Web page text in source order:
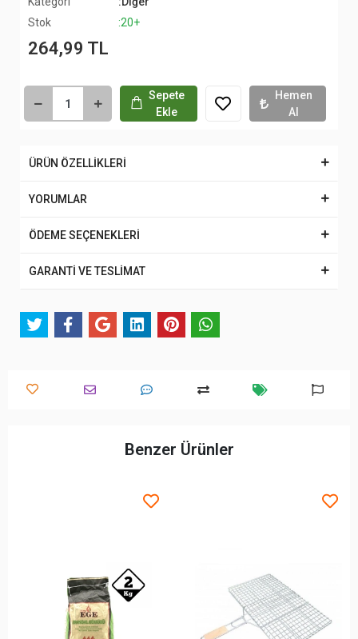
Stok
:20+
264,99 TL
Sepete
Ekle
Hemen
Al
ÜRÜN ÖZELLİKLERİ
YORUMLAR
ÖDEME SEÇENEKLERİ
GARANTİ VE TESLİMAT
Benzer Ürünler